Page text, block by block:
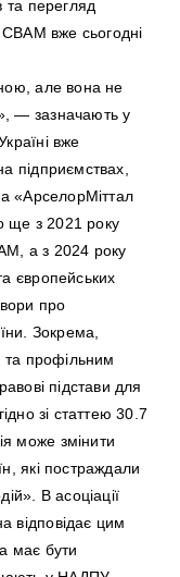
та перегляд
вже сьогодні
але вона не
— зазначають у
вже
підприємствах,
«АрселорМіттал
ще з 2021 року
а з 2024 року
європейських
про
Зокрема,
та профільним
підстави для
зі статтею 30.7
може змінити
які постраждали
В асоціації
відповідає цим
має бути